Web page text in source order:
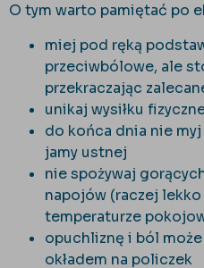
O tym warto pamiętać po
miej pod ręką
przeciwbólowe, ale
przekraczając
unikaj wysiłku
do końca dnia nie
jamy ustnej
nie spożywaj
napojów (raczej
temperaturze
opuchliznę i ból może
okładem na policzek